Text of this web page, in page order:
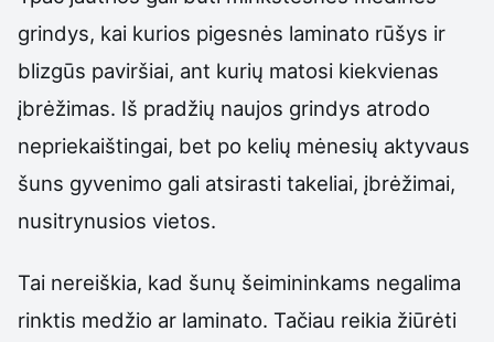
grindys, kai kurios pigesnės laminato rūšys ir
blizgūs paviršiai, ant kurių matosi kiekvienas
įbrėžimas. Iš pradžių naujos grindys atrodo
nepriekaištingai, bet po kelių mėnesių aktyvaus
šuns gyvenimo gali atsirasti takeliai, įbrėžimai,
nusitrynusios vietos.
Tai nereiškia, kad šunų šeimininkams negalima
rinktis medžio ar laminato. Tačiau reikia žiūrėti